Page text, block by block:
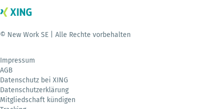
© New Work SE | Alle Rechte vorbehalten
Impressum
AGB
Datenschutz bei XING
Datenschutzerklärung
Mitgliedschaft kündigen